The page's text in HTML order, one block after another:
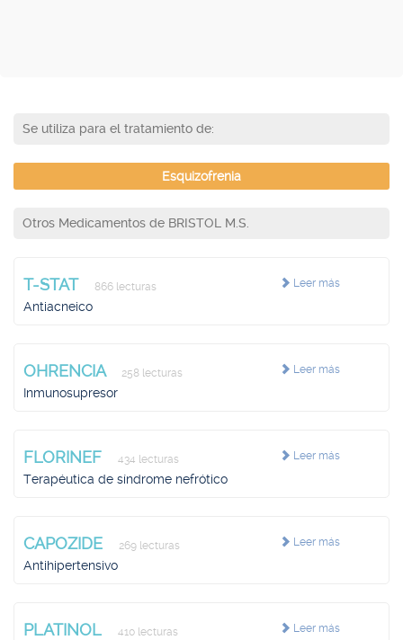
Se utiliza para el tratamiento de:
Esquizofrenia
Otros Medicamentos de BRISTOL M.S.
Leer más
T-STAT 866 lecturas
Antiacneico
Leer más
OHRENCIA 258 lecturas
Inmunosupresor
Leer más
FLORINEF 434 lecturas
Terapéutica de síndrome nefrótico
Leer más
CAPOZIDE 269 lecturas
Antihipertensivo
Leer más
PLATINOL 410 lecturas